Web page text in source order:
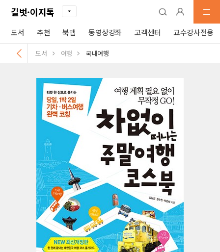
길벗·이지톡
도서 추천 북맵 동영상강좌 고객센터 교수강사전용
도서 여행 국내여행